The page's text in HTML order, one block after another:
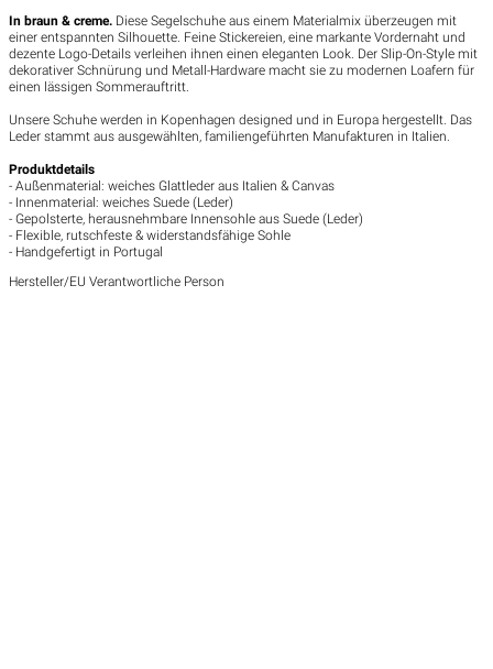
In braun & creme. Diese Segelschuhe aus einem Materialmix überzeugen mit
einer entspannten Silhouette. Feine Stickereien, eine markante Vordernaht und
dezente Logo-Details verleihen ihnen einen eleganten Look. Der Slip-On-Style mit
dekorativer Schnürung und Metall-Hardware macht sie zu modernen Loafern für
einen lässigen Sommerauftritt.
Unsere Schuhe werden in Kopenhagen designed und in Europa hergestellt. Das
Leder stammt aus ausgewählten, familiengeführten Manufakturen in Italien.
Produktdetails
- Außenmaterial: weiches Glattleder aus Italien & Canvas
- Innenmaterial: weiches Suede (Leder)
- Gepolsterte, herausnehmbare Innensohle aus Suede (Leder)
- Flexible, rutschfeste & widerstandsfähige Sohle
- Handgefertigt in Portugal
Hersteller/EU Verantwortliche Person